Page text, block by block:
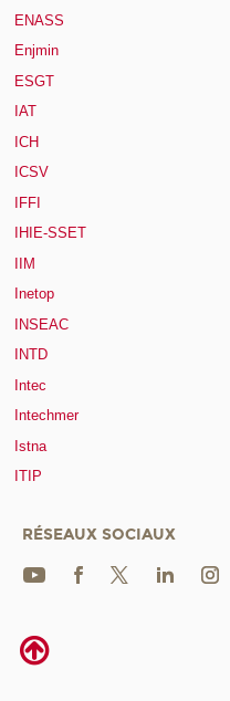
ENASS
Enjmin
ESGT
IAT
ICH
ICSV
IFFI
IHIE-SSET
IIM
Inetop
INSEAC
INTD
Intec
Intechmer
Istna
ITIP
RÉSEAUX SOCIAUX